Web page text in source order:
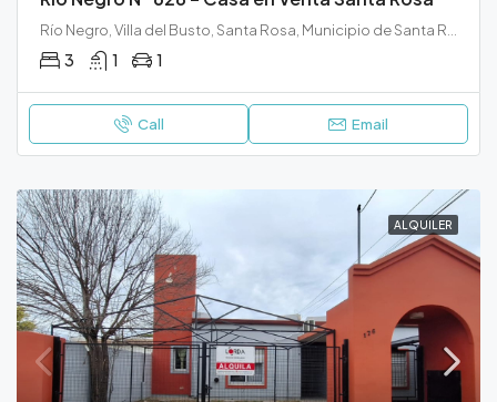
3 1 1
Call Email
ALQUILER